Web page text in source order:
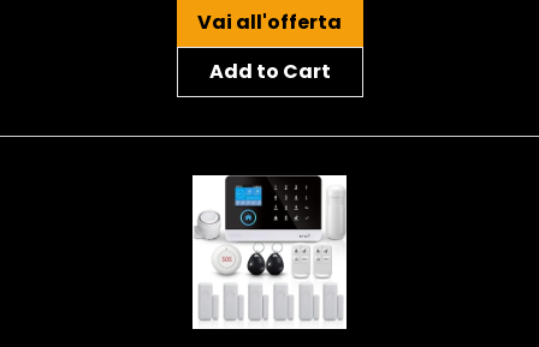
Vai all'offerta
Add to Cart